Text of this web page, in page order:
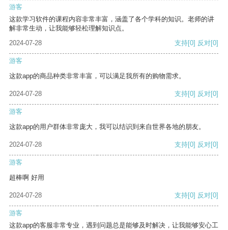
游客
这款学习软件的课程内容非常丰富，涵盖了各个学科的知识。老师的讲
解非常生动，让我能够轻松理解知识点。
2024-07-28
支持[0] 反对[0]
游客
这款app的商品种类非常丰富，可以满足我所有的购物需求。
2024-07-28 支持[0] 反对[0]
游客
这款app的用户群体非常庞大，我可以结识到来自世界各地的朋友。
2024-07-28 支持[0] 反对[0]
游客
超棒啊 好用
2024-07-28 支持[0] 反对[0]
游客
这款app的客服非常专业，遇到问题总是能够及时解决，让我能够安心工